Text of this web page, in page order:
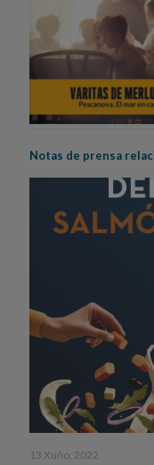
Notas de prensa
13 Xuño, 2022